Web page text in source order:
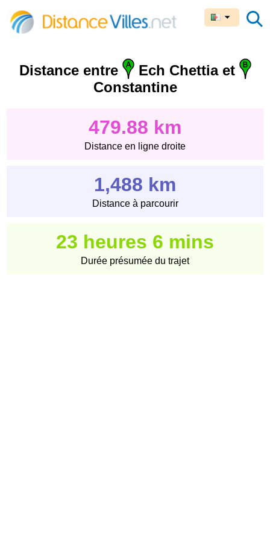
Distance entre
Ech Chettia et
Constantine
479.88 km
Distance en ligne droite
1,488 km
Distance à parcourir
23 heures 6 mins
Durée présumée du trajet